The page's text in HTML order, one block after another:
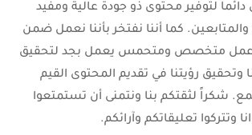
لتوفير محتوى ذو جودة عالية ومفيد
والمتابعين. كما أننا نفتخر بأننا نعمل ضمن
عمل متخصص ومتحمس يعمل بجد لتحقيق
وتحقيق رؤيتنا في تقديم المحتوى القيم
شكراً لثقتكم بنا ونتمنى أن تستمتعوا
وتتركوا تعليقاتكم وآرائكم.